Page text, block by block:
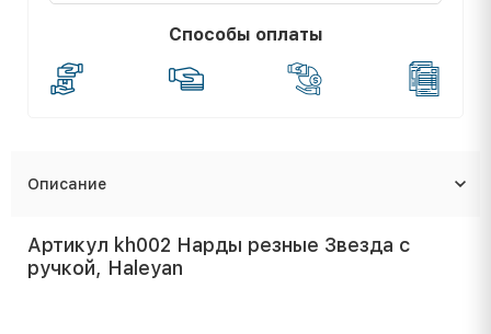
Способы оплаты
Описание
Артикул kh002 Нарды резные Звезда с
ручкой, Haleyan